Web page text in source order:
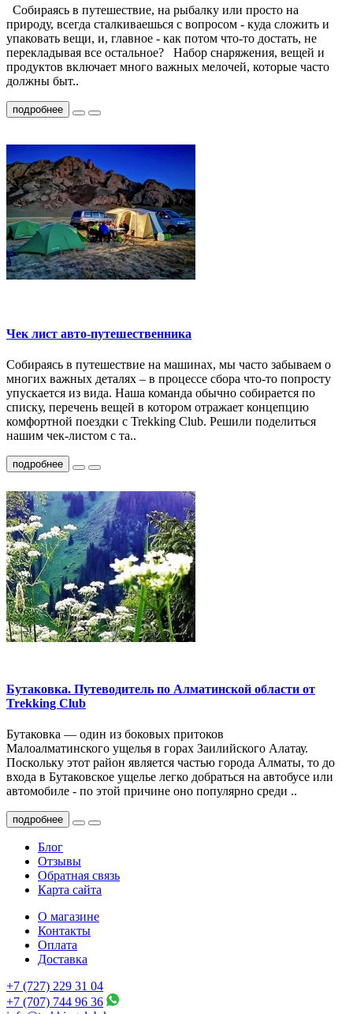
Собираясь в путешествие, на рыбалку или просто на
природу, всегда сталкиваешься с вопросом - куда сложить и
упаковать вещи, и, главное - как потом что-то достать, не
перекладывая все остальное? Набор снаряжения, вещей и
продуктов включает много важных мелочей, которые часто
должны быт..
подробнее
Чек лист авто-путешественника
Собираясь в путешествие на машинах, мы часто забываем о
многих важных деталях – в процессе сбора что-то попросту
упускается из вида. Наша команда обычно собирается по
списку, перечень вещей в котором отражает концепцию
комфортной поездки с Trekking Club. Решили поделиться
нашим чек-листом с та..
подробнее
Бутаковка. Путеводитель по Алматинской области от
Trekking Club
Бутаковка — один из боковых притоков
Малоалматинского ущелья в горах Заилийского Алатау.
Поскольку этот район является частью города Алматы, то до
входа в Бутаковское ущелье легко добраться на автобусе или
автомобиле - по этой причине оно популярно среди ..
подробнее
Блог
Отзывы
Обратная связь
Карта сайта
О магазине
Контакты
Оплата
Доставка
+7 (727) 229 31 04
+7 (707) 744 96 36